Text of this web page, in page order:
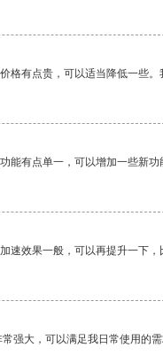
格有点贵，可以适当降低一些
能有点单一，可以增加一些新功
速效果一般，可以再提升一下，
强大，可以满足我日常使用的需